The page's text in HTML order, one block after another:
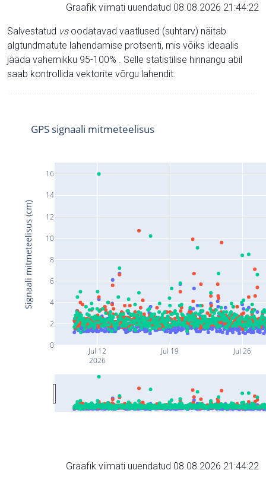
Graafik viimati uuendatud 08.08.2026 21:44:22
Salvestatud vsoodatavad vaatlused (suhtarv) näitab
algtundmatute lahendamise protsenti, mis võiks ideaalis
jääda vahemikku 95-100% . Selle statistilise hinnangu abil
saab kontrollida vektorite võrgu lahendit.
Jul 12
2026
Jul 19 Jul 26
0
2
4
6
8
10
12
14
16
GPS signaali mitmeteelisus
Signaali mitmeteelisus (cm)
Graafik viimati uuendatud 08.08.2026 21:44:22